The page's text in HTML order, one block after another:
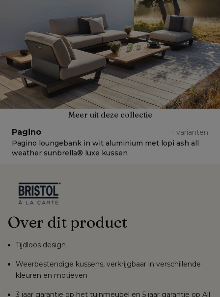
Meer uit deze collectie
Pagino + varianten
Pagino loungebank in wit aluminium met lopi ash all
weather sunbrella® luxe kussen
Over dit product
Tijdloos design
Weerbestendige kussens, verkrijgbaar in verschillende
kleuren en motieven
3 jaar garantie op het tuinmeubel en 5 jaar garantie op All